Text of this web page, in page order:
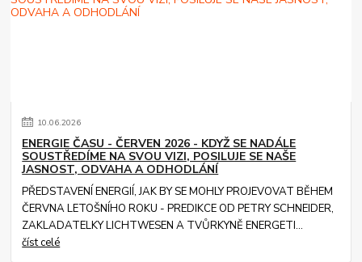
10.06.2026
ENERGIE ČASU - ČERVEN 2026 - KDYŽ SE NADÁLE
SOUSTŘEDÍME NA SVOU VIZI, POSILUJE SE NAŠE
JASNOST, ODVAHA A ODHODLÁNÍ
PŘEDSTAVENÍ ENERGIÍ, JAK BY SE MOHLY PROJEVOVAT BĚHEM
ČERVNA LETOŠNÍHO ROKU - PREDIKCE OD PETRY SCHNEIDER,
ZAKLADATELKY LICHTWESEN A TVŮRKYNĚ ENERGETI...
číst celé